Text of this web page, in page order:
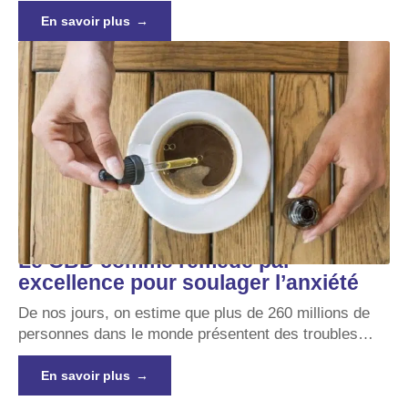
En savoir plus
Le CBD comme remède par
excellence pour soulager l’anxiété
De nos jours, on estime que plus de 260 millions de
personnes dans le monde présentent des troubles…
En savoir plus